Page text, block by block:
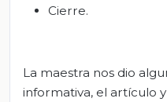
Cierre.
La maestra nos dio
informativa, el artículo